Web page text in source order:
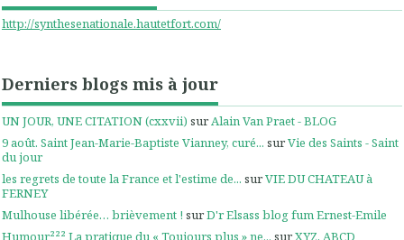
http://synthesenationale.hautetfort.com/
Derniers blogs mis à jour
UN JOUR, UNE CITATION (cxxvii) surAlain Van Praet - BLOG
9 août. Saint Jean-Marie-Baptiste Vianney, curé... surVie des Saints - Saint
du jour
les regrets de toute la France et l'estime de... surVIE DU CHATEAU à
FERNEY
Mulhouse libérée… brièvement ! surD'r Elsass blog fum Ernest-Emile